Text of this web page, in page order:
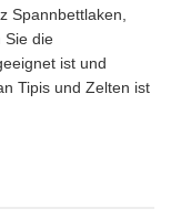
Spannbettlaken,
Sie die
ist und
Tipis und Zelten ist